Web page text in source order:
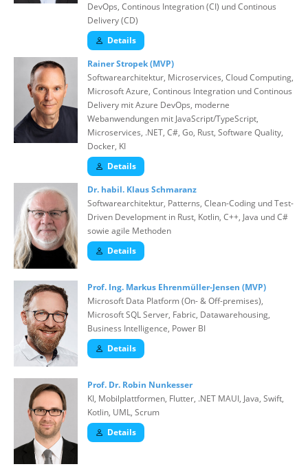
DevOps, Continous Integration (CI) und Continous
Delivery (CD)
Details
Rainer Stropek (MVP)
Softwarearchitektur, Microservices, Cloud Computing,
Microsoft Azure, Continous Integration und Continous
Delivery mit Azure DevOps, moderne
Webanwendungen mit JavaScript/TypeScript,
Microservices, .NET, C#, Go, Rust, Software Quality,
Docker, KI
Details
Dr. habil. Klaus Schmaranz
Softwarearchitektur, Patterns, Clean-Coding und Test-
Driven Development in Rust, Kotlin, C++, Java und C#
sowie agile Methoden
Details
Prof. Ing. Markus Ehrenmüller-Jensen (MVP)
Microsoft Data Platform (On- & Off-premises),
Microsoft SQL Server, Fabric, Datawarehousing,
Business Intelligence, Power BI
Details
Prof. Dr. Robin Nunkesser
KI, Mobilplattformen, Flutter, .NET MAUI, Java, Swift,
Kotlin, UML, Scrum
Details